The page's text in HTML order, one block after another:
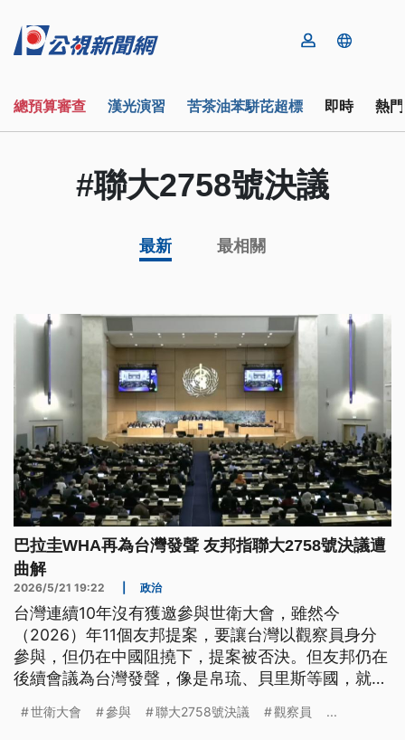
總預算審查 漢光演習 苦茶油苯駢芘超標 即時 熱
#聯大2758號決議
最新 最相關
巴拉圭WHA再為台灣發聲 友邦指聯大2758號決議遭
曲解
2026/5/21 19:22 政治
台灣連續10年沒有獲邀參與世衛大會，雖然今
（2026）年11個友邦提案，要讓台灣以觀察員身分
參與，但仍在中國阻撓下，提案被否決。但友邦仍在
後續會議為台灣發聲，像是帛琉、貝里斯等國，就直
原則並非國際共識，在符合組織規則或慣例下，應該
世衛大會 參與 聯大2758號決議 觀察員 ...